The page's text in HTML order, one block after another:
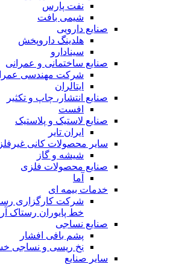
نفت پارس
شیمی بافت
صنایع دارویی
هلدینگ داروپخش
سینادارو
صنایع ساختمانی و عمرانی
شرکت مهندسی
ایتالران
صنایع انتشار، چاپ و تکثير
افست
صنایع لاستیک و پلاستیک
ایران تایر
ساير محصولات كانی
شیشه و گاز
صنایع محصولات فلزی
آما
خدمات بیمه ای
شرکت کارگزاری
خط پایوران رستاک
صنایع نساجی
پشم بافی افشار
نخ ریسی و نساجی
سایر صنایع